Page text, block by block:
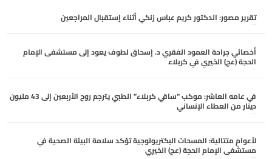
تقرير مصور: الدكتور كريم عباس زنكي أثناء إستقبال المراجعين
أغسطس 7, 2026
أخصائي جراحة العمود الفقري د. إسحاق لطوف يعود إلى مستشفى الإمام
الحجة (عج) الخيري في كربلاء
أغسطس 6, 2026
في عامه العاشر: موكب “ساقي كربلاء” الطبي يترجم روح الأربعين إلى 43 مليون
دينار من العطاء الإنساني
أغسطس 6, 2026
لأعوامٍ متتالية: المسحات البكتريولوجية تؤكد سلامة البيئة الصحية في
مستشفى الإمام الحجة (عج) الخيري
أغسطس 6, 2026